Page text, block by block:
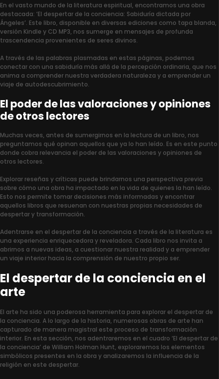
En el vasto mundo de la literatura espiritual, encontramos una obra
destacada: ‘El despertar de la conciencia: Sabiduría dictada por
Ángeles’. Este libro, disponible en diversas ediciones como tapa blanda,
versión Kindle y CD MP3, nos sumerge en mensajes de profunda
trascendencia provenientes de seres divinos.
A través de las palabras plasmadas en estas páginas, podemos
conectar con una sabiduría más allá de la percepción ordinaria, que nos
anima a comprender nuestra verdadera naturaleza y a emprender un
viaje de autodescubrimiento.
El poder de las valoraciones y opiniones
de otros lectores
Muchas veces, antes de sumergirnos en la lectura de un libro, nos
preguntamos qué opinan aquellos que ya lo han leído. Es en este punto
donde cobra relevancia el poder de las valoraciones y opiniones de
otros lectores.
Explorar reseñas y críticas puede brindarnos una perspectiva previa
sobre cómo una obra ha impactado en la vida de quienes la han leído.
Esto nos permite tomar decisiones más informadas y encontrar
aquellos libros que resuenan con nuestras propias necesidades de
despertar y transformación.
Adentrarse en el despertar de la conciencia a través de la literatura es
una experiencia enriquecedora y reveladora. Cada libro nos invita a
abrirnos a nuevas ideas, a cuestionar nuestra realidad y a emprender
un viaje interior hacia la comprensión de nuestro propio ser.
El despertar de la conciencia en el
arte
El arte ha sido una poderosa herramienta para explorar el despertar de
la conciencia. A lo largo de la historia, numerosas obras de arte han
capturado de manera magistral este proceso de transformación
interior. En esta sección, nos adentraremos en el cuadro ‘El despertar de
la conciencia’ de William Holman Hunt, exploraremos los elementos
simbólicos presentes en la obra y analizaremos la influencia de la
religión en este despertar.